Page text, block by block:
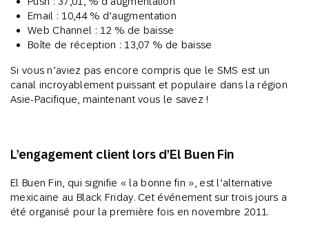
Email : 10,44 % d’augmentation
Web Channel : 12 % de baisse
Boîte de réception : 13,07 % de baisse
Si vous n’aviez pas encore compris que le SMS est un
canal incroyablement puissant et populaire dans la région
Asie-Pacifique, maintenant vous le savez !
L’engagement client lors d’El Buen Fin
El Buen Fin, qui signifie « la bonne fin », est l’alternative
mexicaine au Black Friday. Cet événement sur trois jours a
été organisé pour la première fois en novembre 2011.